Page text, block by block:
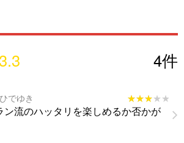
3.3 4件
でゆき ★★★★★
★★★★★
ン流のハッタリを楽しめるか否かが